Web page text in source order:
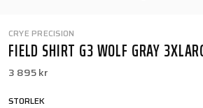
CRYE PRECISION
FIELD SHIRT G3 WOLF GRAY
3 895 kr
STORLEK